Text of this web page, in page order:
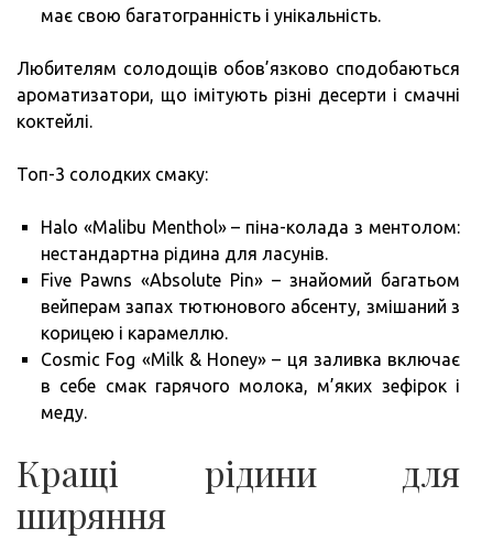
має свою багатогранність і унікальність.
Любителям солодощів обов’язково сподобаються
ароматизатори, що імітують різні десерти і смачні
коктейлі.
Топ-3 солодких смаку:
Halo «Malibu Menthol» – піна-колада з ментолом:
нестандартна рідина для ласунів.
Five Pawns «Absolute Pin» – знайомий багатьом
вейперам запах тютюнового абсенту, змішаний з
корицею і карамеллю.
Cosmic Fog «Milk & Honey» – ця заливка включає
в себе смак гарячого молока, м’яких зефірок і
меду.
Кращі рідини для
ширяння